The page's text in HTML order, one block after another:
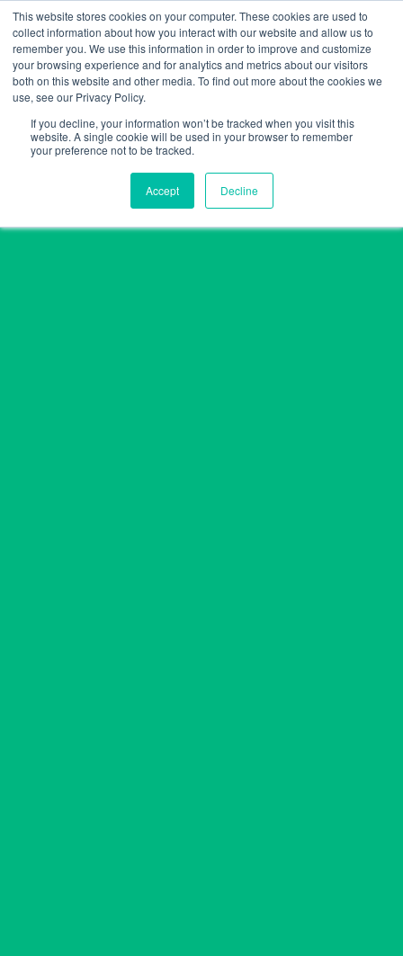
This website stores cookies on your computer. These cookies are used to
collect information about how you interact with our website and allow us to
remember you. We use this information in order to improve and customize
your browsing experience and for analytics and metrics about our visitors
both on this website and other media. To find out more about the cookies we
use, see our Privacy Policy.
If you decline, your information won’t be tracked when you visit this
website. A single cookie will be used in your browser to remember
your preference not to be tracked.
Accept Decline
Skip
to
content